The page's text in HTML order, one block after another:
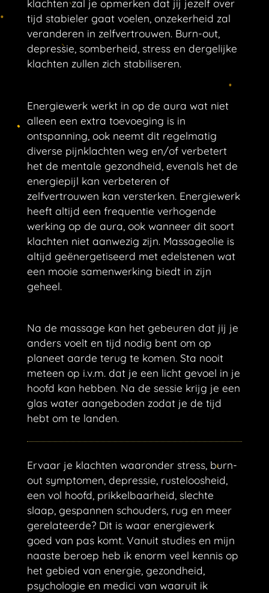
klachten zal je opmerken dat jij jezelf over
tijd stabieler gaat voelen, onzekerheid zal
veranderen in zelfvertrouwen. Burn-out,
depressie, somberheid, stress en dergelijke
klachten zullen zich stabiliseren.
Energiewerk werkt in op de aura wat niet
alleen een extra toevoeging is in
ontspanning, ook neemt dit regelmatig
diverse pijnklachten weg en/of verbetert
het de mentale gezondheid, evenals het de
energiepijl kan verbeteren of
zelfvertrouwen kan versterken. Energiewerk
heeft altijd een frequentie verhogende
werking op de aura, ook wanneer dit soort
klachten niet aanwezig zijn. Massageolie is
altijd geënergetiseerd met edelstenen wat
een mooie samenwerking biedt in zijn
geheel.
Na de massage kan het gebeuren dat jij je
anders voelt en tijd nodig bent om op
planeet aarde terug te komen. Sta nooit
meteen op i.v.m. dat je een licht gevoel in je
hoofd kan hebben. Na de sessie krijg je een
glas water aangeboden zodat je de tijd
hebt om te landen.
Ervaar je klachten waaronder stress, burn-
out symptomen, depressie, rusteloosheid,
een vol hoofd, prikkelbaarheid, slechte
slaap, gespannen schouders, rug en meer
gerelateerde? Dit is waar energiewerk
goed van pas komt. Vanuit studies en mijn
naaste beroep heb ik enorm veel kennis op
het gebied van energie, gezondheid,
psychologie en medici van waaruit ik